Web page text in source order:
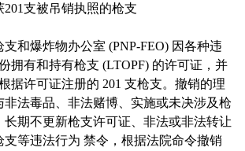
201支被吊销执照的枪支
和爆炸物办公室 (PNP-FEO) 因各种违
拥有和持有枪支 (LTOPF) 的许可证，并
据许可证注册的 201 支枪支。撤销的理
非法毒品、非法赌博、实施或未决涉及枪
长期不更新枪支许可证、非法或非法转让
等违法行为 禁令，根据法院命令撤销